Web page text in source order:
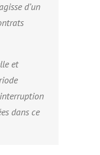
d’un
et
dans ce